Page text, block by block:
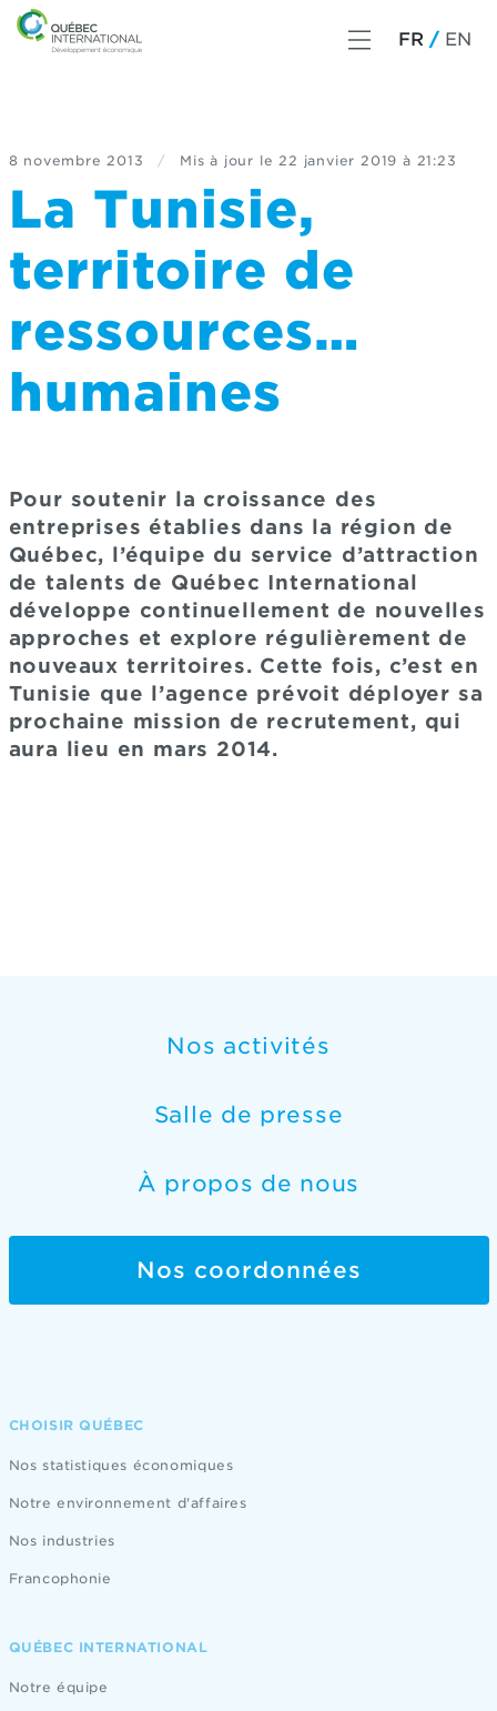
FR EN
8 novembre 2013 / Mis à jour le 22 janvier 2019 à 21:23
La Tunisie,
territoire de
ressources…
humaines
Pour soutenir la croissance des
entreprises établies dans la région de
Québec, l’équipe du service d’attraction
de talents de Québec International
développe continuellement de nouvelles
approches et explore régulièrement de
nouveaux territoires. Cette fois, c’est en
Tunisie que l’agence prévoit déployer sa
prochaine mission de recrutement, qui
aura lieu en mars 2014.
Nos activités
Salle de presse
À propos de nous
Nos coordonnées
CHOISIR QUÉBEC
Nos statistiques économiques
Notre environnement d'affaires
Nos industries
Francophonie
QUÉBEC INTERNATIONAL
Notre équipe